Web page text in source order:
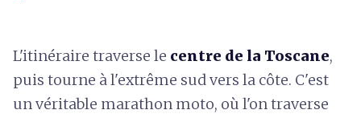
L'itinéraire traverse le centre de la Toscane,
puis tourne à l'extrême sud vers la côte. C'est
un véritable marathon moto, où l'on traverse